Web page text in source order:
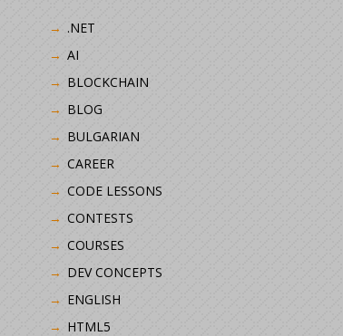
.NET
AI
BLOCKCHAIN
BLOG
BULGARIAN
CAREER
CODE LESSONS
CONTESTS
COURSES
DEV CONCEPTS
ENGLISH
HTML5